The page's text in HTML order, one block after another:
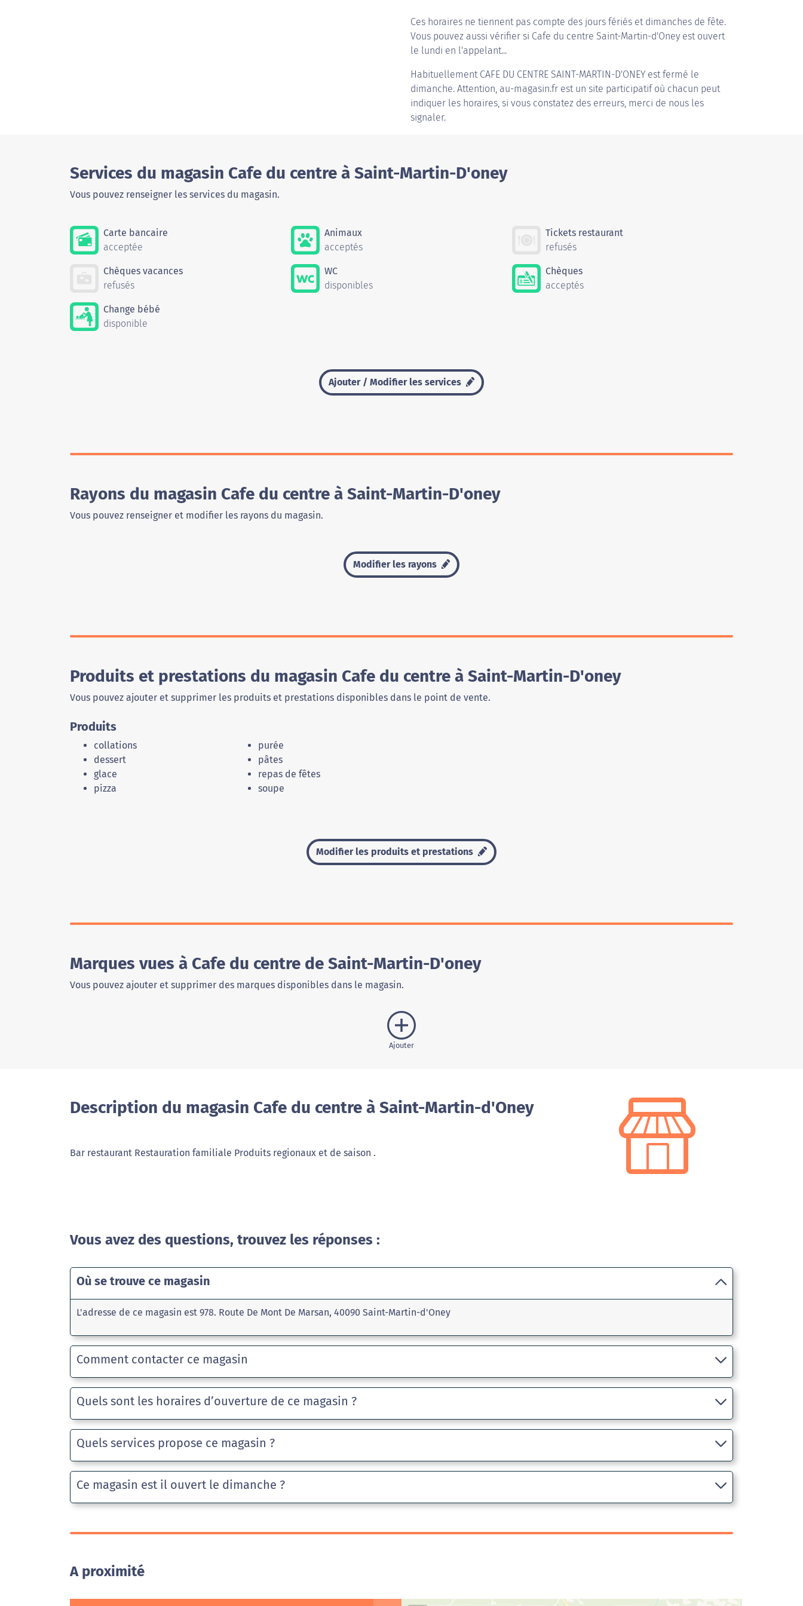
Ces horaires ne tiennent pas compte des jours fériés et dimanches de fête.
Vous pouvez aussi vérifier si Cafe du centre Saint-Martin-d'Oney est ouvert
le lundi en l'appelant...
Habituellement CAFE DU CENTRE SAINT-MARTIN-D'ONEY est fermé le
dimanche. Attention, au-magasin.fr est un site participatif où chacun peut
indiquer les horaires, si vous constatez des erreurs, merci de nous les
signaler.
Services du magasin Cafe du centre à Saint-Martin-D'oney
Vous pouvez renseigner les services du magasin.
Carte bancaire
acceptée
Animaux
acceptés
Tickets restaurant
refusés
Chèques vacances
refusés
WC
disponibles
Chèques
acceptés
Change bébé
disponible
Ajouter / Modifier les services
Rayons du magasin Cafe du centre à Saint-Martin-D'oney
Vous pouvez renseigner et modifier les rayons du magasin.
Modifier les rayons
Produits et prestations du magasin Cafe du centre à Saint-Martin-D'oney
Vous pouvez ajouter et supprimer les produits et prestations disponibles dans le point de vente.
Produits
collations
dessert
glace
pizza
purée
pâtes
repas de fêtes
soupe
Modifier les produits et prestations
Marques vues à Cafe du centre de Saint-Martin-D'oney
Vous pouvez ajouter et supprimer des marques disponibles dans le magasin.
Ajouter
Description du magasin Cafe du centre à Saint-Martin-d'Oney
Bar restaurant Restauration familiale Produits regionaux et de saison .
Vous avez des questions, trouvez les réponses :
Où se trouve ce magasin
L'adresse de ce magasin est 978. Route De Mont De Marsan, 40090 Saint-Martin-d'Oney
Comment contacter ce magasin
Quels sont les horaires d’ouverture de ce magasin ?
Quels services propose ce magasin ?
Ce magasin est il ouvert le dimanche ?
A proximité